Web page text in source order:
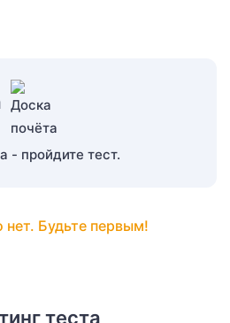
- пройдите тест.
нет. Будьте первым!
теста